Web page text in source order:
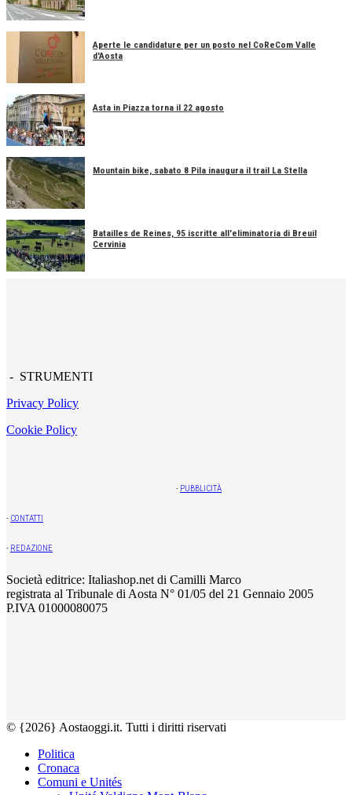
Aperte le candidature per un posto nel CoReCom Valle
d'Aosta
Asta in Piazza torna il 22 agosto
Mountain bike, sabato 8 Pila inaugura il trail La Stella
Batailles de Reines, 95 iscritte all'eliminatoria di Breuil
Cervinia
- STRUMENTI
Privacy Policy
Cookie Policy
- PUBBLICITÀ
- CONTATTI
- REDAZIONE
Società editrice: Italiashop.net di Camilli Marco
registrata al Tribunale di Aosta N° 01/05 del 21 Gennaio 2005
P.IVA 01000080075
© {2026} Aostaoggi.it. Tutti i diritti riservati
Politica
Cronaca
Comuni e Unités